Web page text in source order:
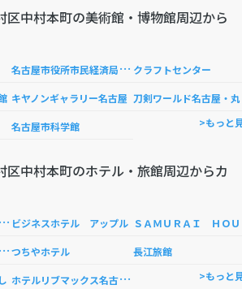
区中村本町の美術館・博物館周辺から
名
古屋市役所市民経済局演劇練習館 クラフトセンター
キヤノンギャラリー名古屋 剣
名古屋市科学館 >もっと
区中村本町のホテル・旅館周辺からカ
Ｓ
ｈｏｗ和の宿つちや〜豊臣の隠れ茶の間〜 ビジネスホテル アップル
Ｓ
ＡＭＵＲＡＩ ＨＯＵＳＥ ２つちやホテル 長江旅館
ホ
テルリブマックス名古屋太閤通口 >もっと